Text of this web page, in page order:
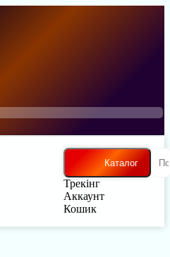
Каталог
Трекінг
Аккаунт
Кошик